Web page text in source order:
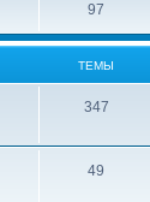
97
ТЕМЫ
347
49